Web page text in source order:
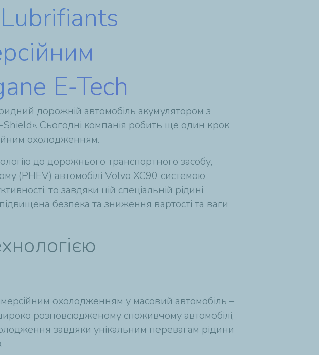
E-Tech
дорожній автомобіль акумулятором з
Сьогодні компанія робить ще один крок
охолодженням.
до дорожнього транспортного засобу,
(PHEV) автомобілі Volvo XC90 системою
то завдяки цій спеціальній рідині
безпека та зниження вартості та ваги
охолодженням у масовий автомобіль –
розповсюдженому споживчому автомобілі,
завдяки унікальним перевагам рідини